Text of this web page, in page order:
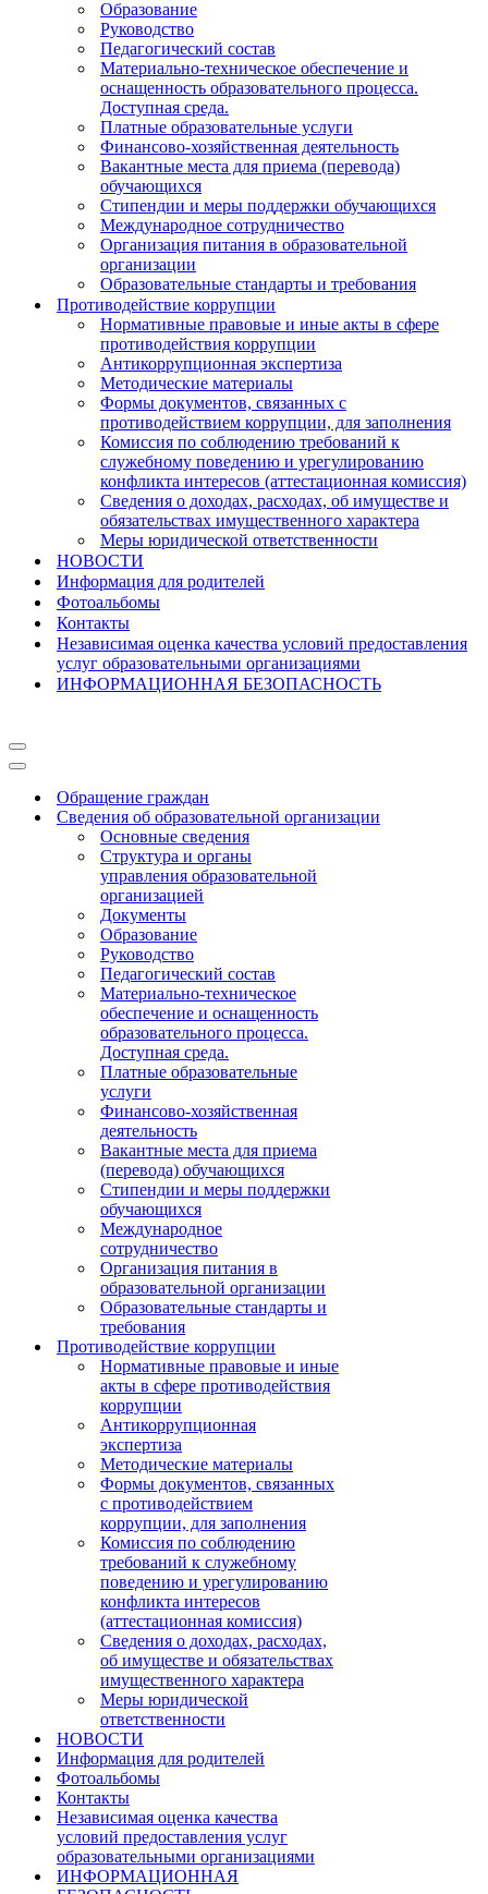
Образование
Руководство
Педагогический состав
Материально-техническое обеспечение и
оснащенность образовательного процесса.
Доступная среда.
Платные образовательные услуги
Финансово-хозяйственная деятельность
Вакантные места для приема (перевода)
обучающихся
Стипендии и меры поддержки обучающихся
Международное сотрудничество
Организация питания в образовательной
организации
Образовательные стандарты и требования
Противодействие коррупции
Нормативные правовые и иные акты в сфере
противодействия коррупции
Антикоррупционная экспертиза
Методические материалы
Формы документов, связанных с
противодействием коррупции, для заполнения
Комиссия по соблюдению требований к
служебному поведению и урегулированию
конфликта интересов (аттестационная комиссия)
Сведения о доходах, расходах, об имуществе и
обязательствах имущественного характера
Меры юридической ответственности
НОВОСТИ
Информация для родителей
Фотоальбомы
Контакты
Независимая оценка качества условий предоставления
услуг образовательными организациями
ИНФОРМАЦИОННАЯ БЕЗОПАСНОСТЬ
Меню
навигации
Меню
навигацииОбращение граждан
Сведения об образовательной организации
Основные сведения
Структура и органы
управления образовательной
организацией
Документы
Образование
Руководство
Педагогический состав
Материально-техническое
обеспечение и оснащенность
образовательного процесса.
Доступная среда.
Платные образовательные
услуги
Финансово-хозяйственная
деятельность
Вакантные места для приема
(перевода) обучающихся
Стипендии и меры поддержки
обучающихся
Международное
сотрудничество
Организация питания в
образовательной организации
Образовательные стандарты и
требования
Противодействие коррупции
Нормативные правовые и иные
акты в сфере противодействия
коррупции
Антикоррупционная
экспертиза
Методические материалы
Формы документов, связанных
с противодействием
коррупции, для заполнения
Комиссия по соблюдению
требований к служебному
поведению и урегулированию
конфликта интересов
(аттестационная комиссия)
Сведения о доходах, расходах,
об имуществе и обязательствах
имущественного характера
Меры юридической
ответственности
НОВОСТИ
Информация для родителей
Фотоальбомы
Контакты
Независимая оценка качества
условий предоставления услуг
образовательными организациями
ИНФОРМАЦИОННАЯ